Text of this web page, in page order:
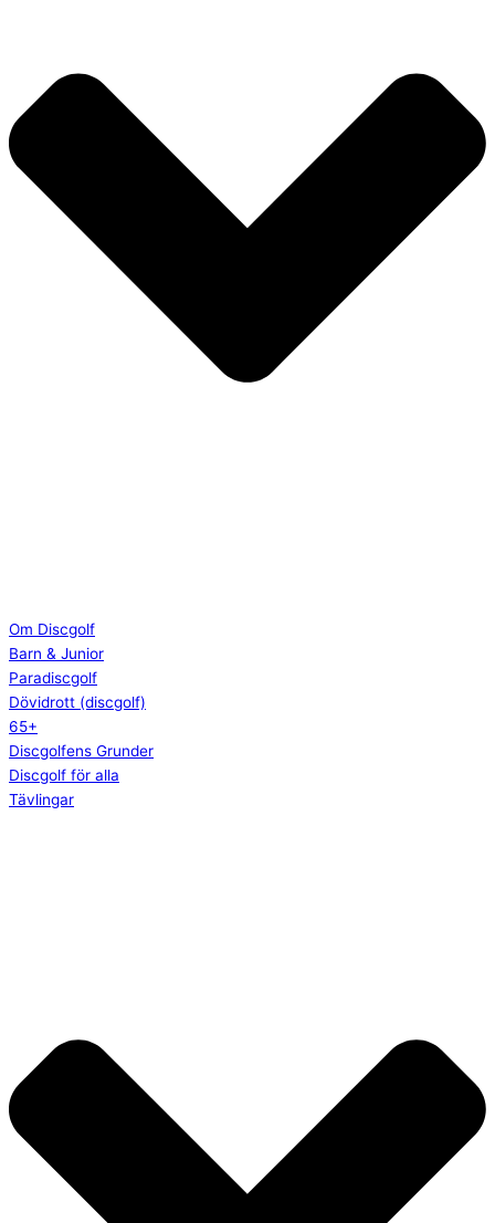
Om Discgolf
Barn & Junior
Paradiscgolf
Dövidrott (discgolf)
65+
Discgolfens Grunder
Discgolf för alla
Tävlingar